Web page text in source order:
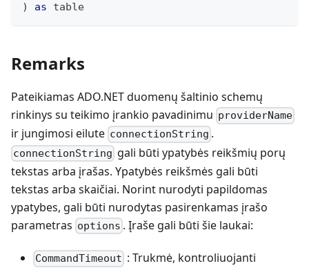
)
as table
Remarks
Pateikiamas ADO.NET duomenų šaltinio schemų
rinkinys su teikimo įrankio pavadinimu providerName
ir jungimosi eilute connectionString .
connectionString gali būti ypatybės reikšmių porų
tekstas arba įrašas. Ypatybės reikšmės gali būti
tekstas arba skaičiai. Norint nurodyti papildomas
ypatybes, gali būti nurodytas pasirenkamas įrašo
parametras options . Įraše gali būti šie laukai:
CommandTimeout : Trukmė, kontroliuojanti